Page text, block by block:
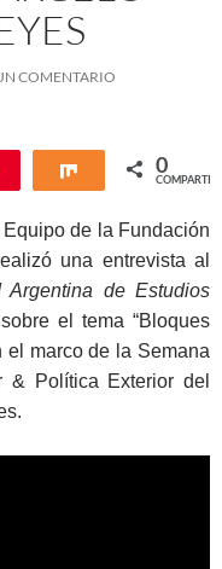
COMENTARIO
Compartir
0
COMPARTIR
de la Fundación
una entrevista al
Argentina de Estudios
sobre el tema “Bloques
el marco de la Semana
& Política Exterior del